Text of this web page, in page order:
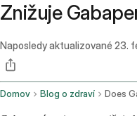
Znižuje
Naposledy aktualizované 23.
Domov Blog o zdraví